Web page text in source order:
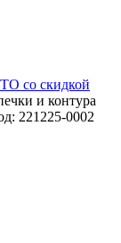
со скидкой
и контура
221225-0002